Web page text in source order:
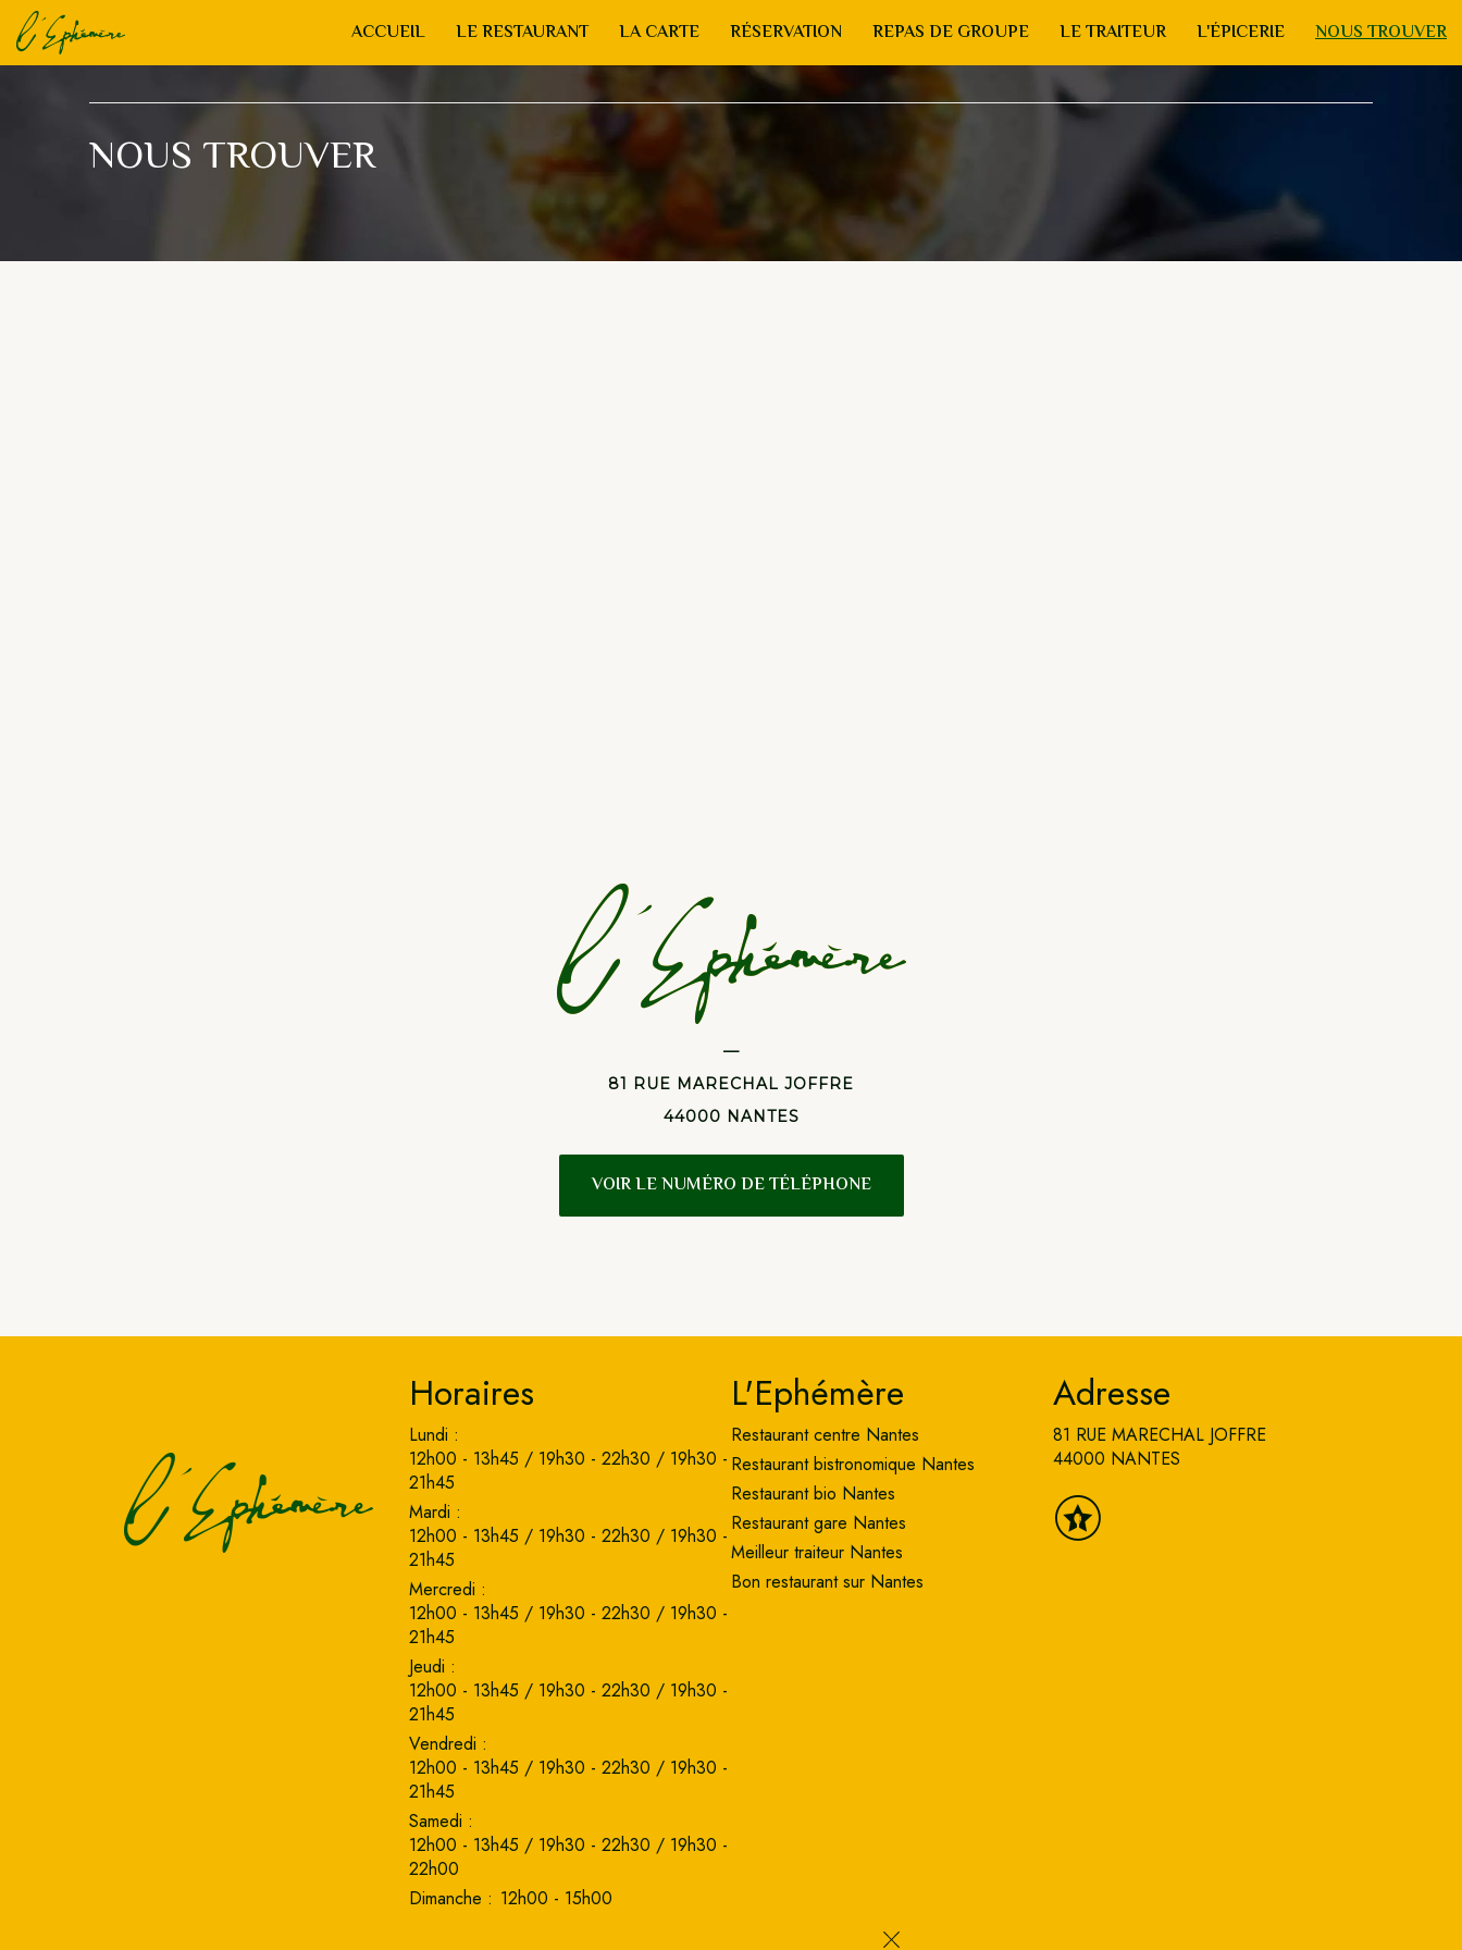
ACCUEIL LE RESTAURANT LA CARTE RÉSERVATION REPAS DE GROUPE LE TRAITEUR L'ÉPICERIE NOUS TROUVER
NOUS TROUVER
—
81 RUE MARECHAL JOFFRE
44000 NANTES
VOIR LE NUMÉRO DE TÉLÉPHONE
Horaires
Lundi :
12h00 - 13h45 / 19h30 - 22h30 / 19h30 -
21h45
Mardi :
12h00 - 13h45 / 19h30 - 22h30 / 19h30 -
21h45
Mercredi :
12h00 - 13h45 / 19h30 - 22h30 / 19h30 -
21h45
Jeudi :
12h00 - 13h45 / 19h30 - 22h30 / 19h30 -
21h45
Vendredi :
12h00 - 13h45 / 19h30 - 22h30 / 19h30 -
21h45
Samedi :
12h00 - 13h45 / 19h30 - 22h30 / 19h30 -
22h00
Dimanche : 12h00 - 15h00
L'Ephémère
Restaurant centre Nantes
Restaurant bistronomique Nantes
Restaurant bio Nantes
Restaurant gare Nantes
Meilleur traiteur Nantes
Bon restaurant sur Nantes
Adresse
81 RUE MARECHAL JOFFRE
44000 NANTES